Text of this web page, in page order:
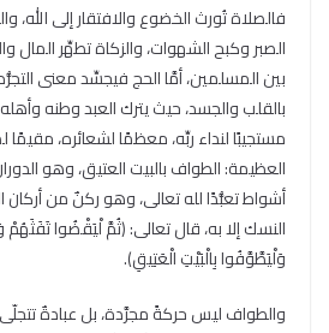
فالصلاة تُورث الخضوع والافتقار إلى الله،
الصبر وكبح الشهوات، والزكاة تطهِّر
بين المسلمين، أمَّا الحج فيجسِّد معنى التجرُّد
بالقلب والجسد، حيث يترك العبد وطنه
مستجيبًا لنداء ربِّه، معظمًا لشعائره،
العظيمة: الطواف بالبيت العتيق، وهو
أشواط تعبُّدًا لله تعالى، وهو ركنٌ من أركان
النسك إلا به، قال تعالى: ﴿ثُمَّ لْيَقْضُوا
وَلْيَطَّوَّفُوا بِالْبَيْتِ الْعَتِيقِ﴾.
والطواف ليس حركةً مجرَّدة، بل عبادةٌ